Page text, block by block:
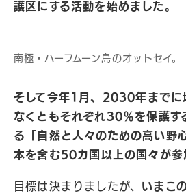
護区にする活動を始めました。
南極・ハーフムーン島のオットセイ。
そして今年1月、2030年までに
なくともそれぞれ30％を保護す
る「自然と人々のための高い野
本を含む50カ国以上の国々が参
目標は決まりましたが、 いまこ